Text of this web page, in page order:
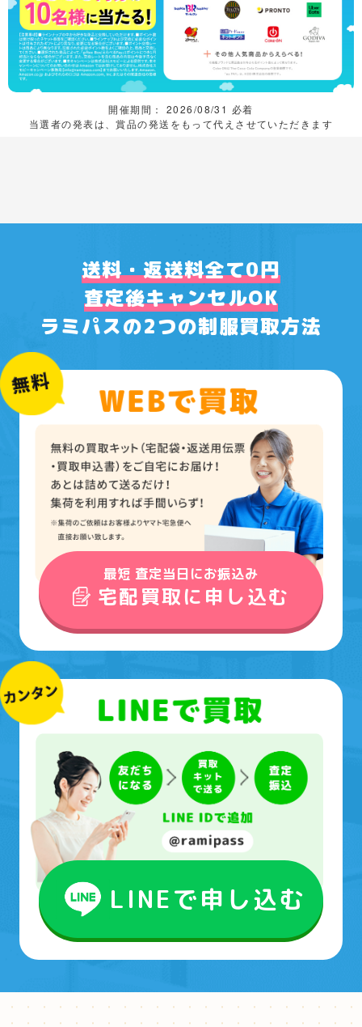
開催期間： 2026/08/31 必着
当選者の発表は、賞品の発送をもって代えさせていただきます
送料・返送料全て0円
査定後キャンセルOK
ラミパスの2つの制服買取方法
最短 査定当日にお振込み
宅配買取に申し込む
LINEで申し込む